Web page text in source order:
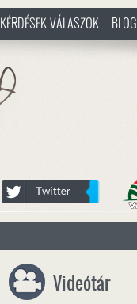
KÉRDÉSEK-VÁLASZOK BLOG
Videótár